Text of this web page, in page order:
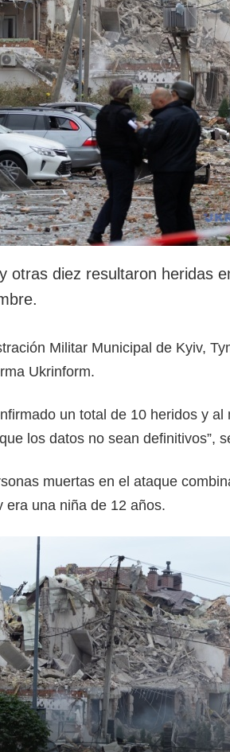
otras diez resultaron heridas
Militar Municipal de Kyiv,
Ukrinform.
un total de 10 heridos y al
los datos no sean definitivos”,
muertas en el ataque
era una niña de 12 años.